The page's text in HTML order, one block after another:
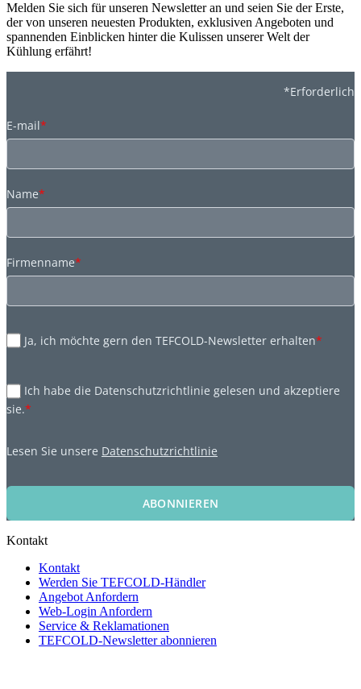
Melden Sie sich für unseren Newsletter an und seien Sie der Erste,
der von unseren neuesten Produkten, exklusiven Angeboten und
spannenden Einblicken hinter die Kulissen unserer Welt der
Kühlung erfährt!
*Erforderlich
E-mail*
Name*
Firmenname*
Ja, ich möchte gern den TEFCOLD-Newsletter erhalten*
Ich habe die Datenschutzrichtlinie gelesen und akzeptiere
sie.*
Lesen Sie unsere Datenschutzrichtlinie
ABONNIEREN
Kontakt
Kontakt
Werden Sie TEFCOLD-Händler
Angebot Anfordern
Web-Login Anfordern
Service & Reklamationen
TEFCOLD-Newsletter abonnieren